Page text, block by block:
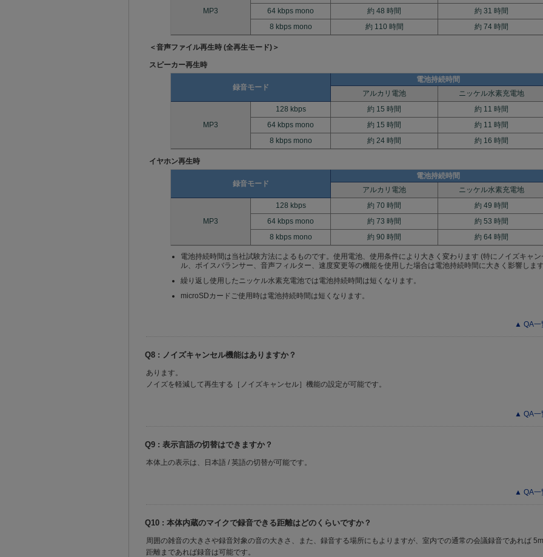
MP3
64 kbps mono
約 48 時間
約 31 時間
8 kbps mono
約 110 時間 約 74 時間
＜音声ファイル再生時 (全再生モード)＞
スピーカー再生時
録音モード
電池持続時間
アルカリ電池
ニッケル水素充電地
MP3
128 kbps 約 15 時間
約 11 時間
64 kbps mono
約 15 時間
約 11 時間
8 kbps mono
約 24 時間 約 16 時間
イヤホン再生時
録音モード
電池持続時間
アルカリ電池
ニッケル水素充電地
MP3
128 kbps 約 70 時間
約 49 時間
64 kbps mono
約 73 時間
約 53 時間
8 kbps mono
約 90 時間 約 64 時間
電池持続時間は当社試験方法によるものです。使用電池、使用条件により大きく変わります (特にノイズキャン
ル、ボイスバランサー、音声フィルター、速度変更等の機能を使用した場合は電池持続時間に大きく影響します
繰り返し使用したニッケル水素充電池では電池持続時間は短くなります。
microSDカードご使用時は電池持続時間は短くなります。
▲ QA一
Q8 : ノイズキャンセル機能はありますか？
あります。
ノイズを軽減して再生する［ノイズキャンセル］機能の設定が可能です。
▲ QA一
Q9 : 表示言語の切替はできますか？
本体上の表示は、日本語 / 英語の切替が可能です。
▲ QA一
Q10 : 本体内蔵のマイクで録音できる距離はどのくらいですか？
周囲の雑音の大きさや録音対象の音の大きさ、また、録音する場所にもよりますが、室内での通常の会議録音であれば
距離まであれば録音は可能です。